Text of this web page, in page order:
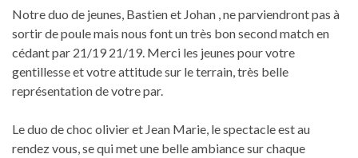
Notre duo de jeunes, Bastien et Johan , ne parviendront pas à
sortir de poule mais nous font un très bon second match en
cédant par 21/19 21/19. Merci les jeunes pour votre
gentillesse et votre attitude sur le terrain, très belle
représentation de votre par.
Le duo de choc olivier et Jean Marie, le spectacle est au
rendez vous, se qui met une belle ambiance sur chaque